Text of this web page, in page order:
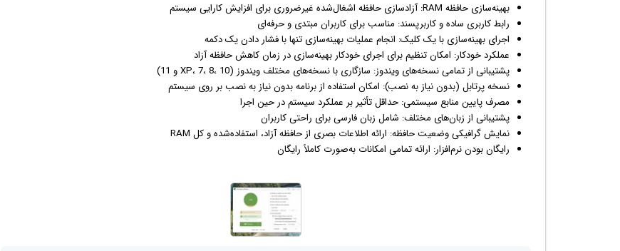
بهینه‌سازی حافظه RAM: آزادسازی حافظه اشغال‌شده غیرضروری برای افزایش کارایی سیستم
رابط کاربری ساده و کاربرپسند: مناسب برای کاربران مبتدی و حرفه‌ای
اجرای بهینه‌سازی با یک کلیک: انجام عملیات بهینه‌سازی تنها با فشار دادن یک دکمه
عملکرد خودکار: امکان تنظیم برای اجرای خودکار بهینه‌سازی در زمان کاهش حافظه آزاد
پشتیبانی از تمامی نسخه‌های ویندوز: سازگاری با نسخه‌های مختلف ویندوز (XP، 7، 8، 10 و 11)
نسخه پرتابل (بدون نیاز به نصب): امکان استفاده از برنامه بدون نیاز به نصب بر روی سیستم
مصرف پایین منابع سیستمی: حداقل تأثیر بر عملکرد سیستم در حین اجرا
پشتیبانی از زبان‌های مختلف: شامل زبان فارسی برای راحتی کاربران
نمایشگرافیکی وضعیت حافظه: ارائه اطلاعات بصری از حافظه آزاد، استفاده‌شده و کل RAM
رایگان بودن نرم‌افزار: ارائه تمامی امکانات به‌صورت کاملاً رایگان